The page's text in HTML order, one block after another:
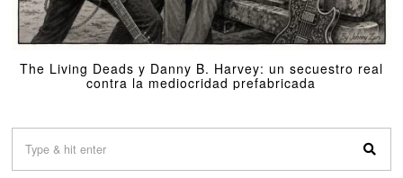
The Living Deads y Danny B. Harvey: un secuestro real
contra la mediocridad prefabricada